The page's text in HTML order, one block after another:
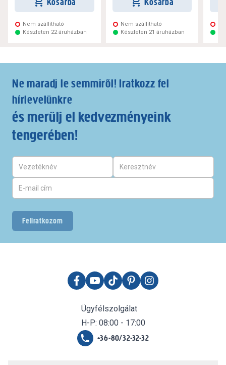
Nem szállítható
Készleten 22 áruházban
Nem szállítható
Készleten 21 áruházban
Ne maradj le semmiről! Iratkozz fel
hírlevelünkre
és merülj el kedvezményeink
tengerében!
Feliratkozom
Ügyfélszolgálat
H-P: 08:00 - 17:00
+36-80/32-32-32